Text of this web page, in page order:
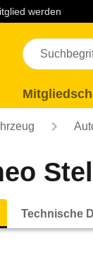
Fußzeile
werden
Technische